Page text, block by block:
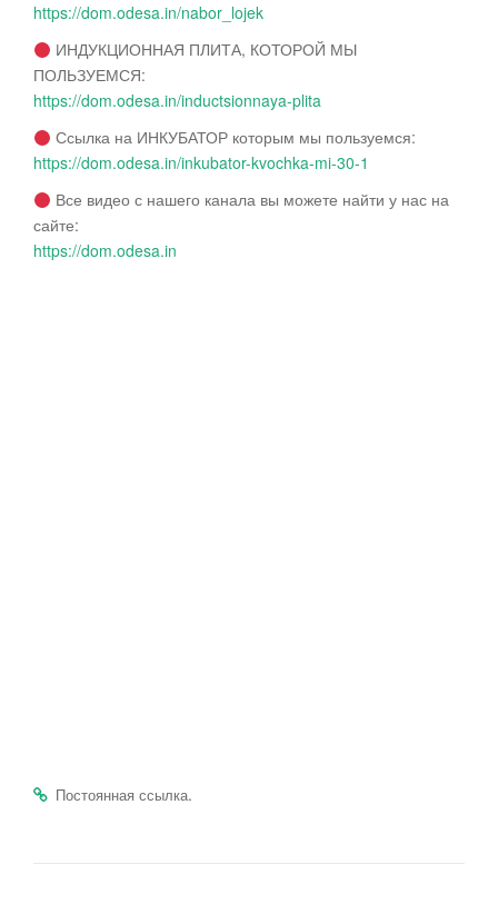
https://dom.odesa.in/nabor_lojek
ИНДУКЦИОННАЯ ПЛИТА, КОТОРОЙ МЫ
ПОЛЬЗУЕМСЯ:
https://dom.odesa.in/inductsionnaya-plita
Ссылка на ИНКУБАТОР которым мы пользуемся:
https://dom.odesa.in/inkubator-kvochka-mi-30-1
Все видео с нашего канала вы можете найти у нас на
сайте:
https://dom.odesa.in
Постоянная ссылка.